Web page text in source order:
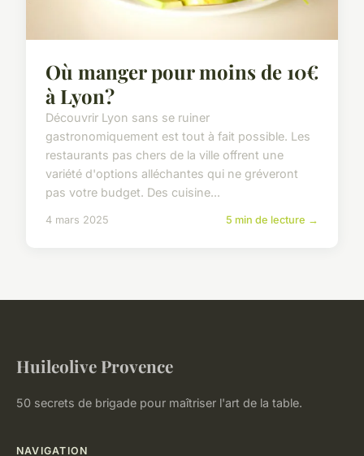
Où manger pour moins de 10€
à Lyon?
Découvrir Lyon sans se ruiner
gastronomiquement est tout à fait possible. Les
restaurants pas chers de la ville offrent une
variété d'options alléchantes qui ne gréveront
pas votre budget. Des cuisine...
4 mars 2025 5 min de lecture →
Huileolive Provence
50 secrets de brigade pour maîtriser l'art de la table.
NAVIGATION